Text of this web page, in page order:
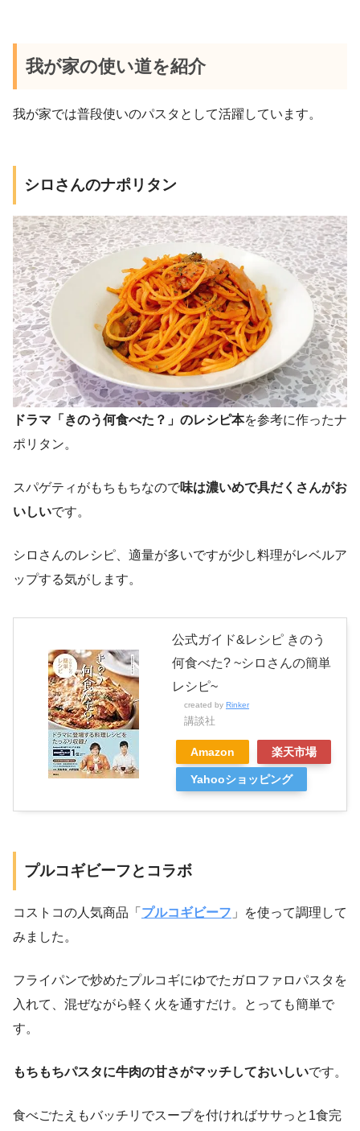
我が家の使い道を紹介
我が家では普段使いのパスタとして活躍しています。
シロさんのナポリタン
ドラマ「きのう何食べた？」のレシピ本を参考に作ったナ
ポリタン。
スパゲティがもちもちなので味は濃いめで具だくさんがお
いしいです。
シロさんのレシピ、適量が多いですが少し料理がレベルア
ップする気がします。
公式ガイド&レシピ きのう
何食べた? ~シロさんの簡単
レシピ~
created by Rinker
講談社
Amazon 楽天市場
Yahooショッピング
プルコギビーフとコラボ
コストコの人気商品「 プルコギビーフ 」を使って調理して
みました。
フライパンで炒めたプルコギにゆでたガロファロパスタを
入れて、混ぜながら軽く火を通すだけ。とっても簡単で
す。
もちもちパスタに牛肉の甘さがマッチしておいしいです。
食べごたえもバッチリでスープを付ければササっと1食完